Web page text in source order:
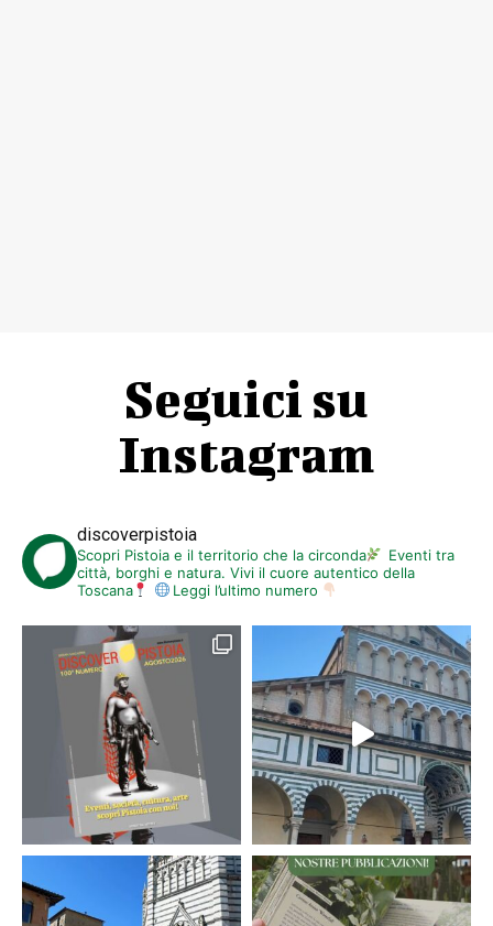
Seguici su
Instagram
discoverpistoia
Scopri Pistoia e il territorio che la circonda
Eventi tra
città, borghi e natura. Vivi il cuore autentico della
Toscana
Leggi l’ultimo numero